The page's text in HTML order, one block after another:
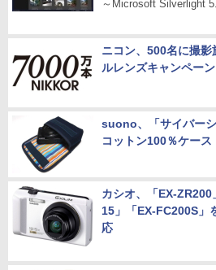
～Microsoft Silverlight
ニコン、500名に撮
ルレンズキャンペーン
suono、「サイバー
コットン100％ケース
カシオ、「EX-
15」「EX-FC200S
応